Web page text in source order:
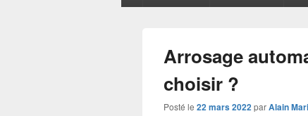
Arrosage
choisir ?
Posté le 22 mars 2022parAlain